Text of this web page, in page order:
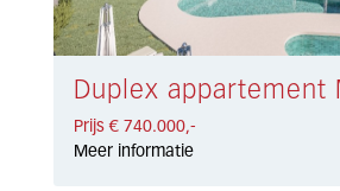
Prijs € 740.000,-
Meer informatie